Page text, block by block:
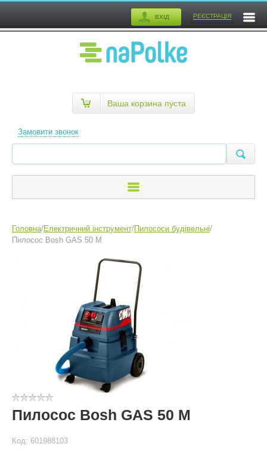
ВХІД РЕЄСТРАЦІЯ
Замовити звонок
Ваша корзина пуста
Головна/Електричний інструмент/Пилососи будівельні/
Пилосос Bosh GAS 50 M
Пилосос Bosh GAS 50 M
Код: 601988103